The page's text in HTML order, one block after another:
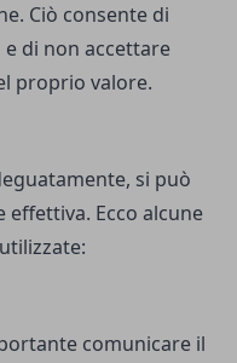
Ciò consente di
di non accettare
proprio valore.
si può
effettiva. Ecco alcune
comunicare il